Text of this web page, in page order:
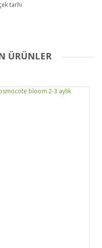
tarhı
siz yapın!
ÜRÜNLER